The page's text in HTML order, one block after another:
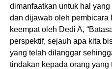
dimanfaatkan untuk hal
dan dijawab oleh pembicara
keempat oleh Dedi A,
perspektif, sejauh apa kita
yang telah dilanggar
tindakan kepada orang